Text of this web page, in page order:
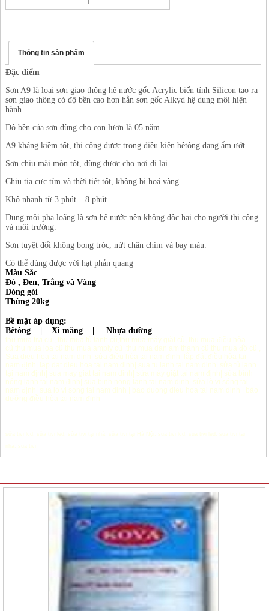
Thông tin sản phẩm
Đặc điểm
Sơn A9 là loại sơn giao thông hệ nước gốc Acrylic biến tính Silicon tạo ra
sơn giao thông có độ bền cao hơn hẳn sơn gốc Alkyd hệ dung môi hiện
hành.
Độ bền của sơn dùng cho con lươn là 05 năm
A9 kháng kiềm tốt, thi công được trong điều kiện bêtông đang ẩm ướt.
Sơn chịu mài mòn tốt, dùng được cho nơi đi lại.
Chịu tia cực tím và thời tiết tốt, không bị hoá vàng.
Khô nhanh từ 3 phút – 8 phút.
Dung môi pha loãng là sơn hệ nước nên không độc hại cho người thi công
và môi trường.
Sơn tuyệt đối không bong tróc, nứt chân chim và bay màu.
Có thể dùng được với hạt phản quang
Màu Sắc
Đỏ , Đen, Trắng và Vàng
Đóng gói
Thùng 20kg
Bề mặt áp dụng:
Bêtông | Xi măng | Nhựa đường
thu mua tivi cu , thu mua tủ lạnh cũ, thu mua máy giặt cũ, thu mua điều hòa
cũ, thu mua loa cũ, thu mua amply cũ , thu mua dan am thanh cũ, thu mua đồ cũ ,
Sua dieu hoa tai nam dinh sửa điều hòa tại nam định
lắp đặt điều hòa tại
nam định
lap dat dieu hoa tai nam dinh sua tu lanh tai nam dinh sửa tủ lạnh
tại nam định sua may giat tai nam dinh sửa máy giặt tại nam định sửa bình
nóng lạnh tại nam định sua binh nong lanh tai nam dinh sửa lò vi sóng tại
nam định sua lo vi song tai nam dinh bao duong dieu hoa tai nam dinh
bảo
dưỡng điều hòa tại nam định
sửa tivi lcd sửa tivi led sửa tivi tại nhà sửa tivi tại Hà Nội sua tivi lcd sua tivi led
sua tivi tai
nha
sua tivi